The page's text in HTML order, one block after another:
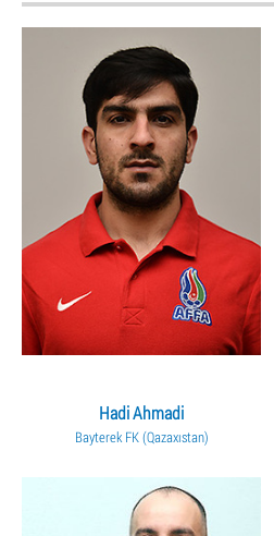
Hadi Ahmadi
Bayterek FK (Qazaxıstan)